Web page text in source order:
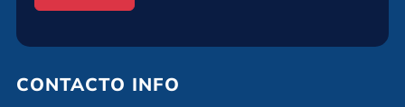
CONTACTO INFO